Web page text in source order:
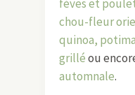
fèves et
chou-fleur
quinoa,
grilléou
automnale.